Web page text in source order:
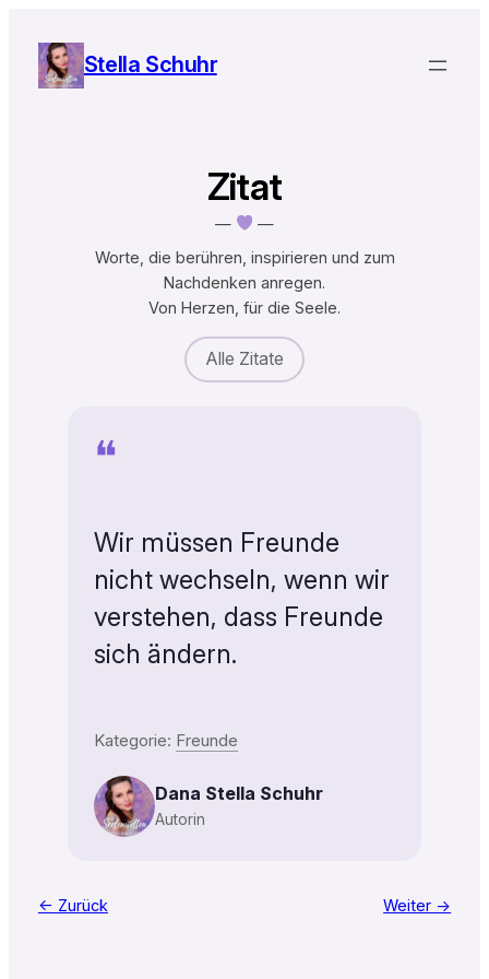
Inhalt
springen
Stella Schuhr
Zitat
—
—
Worte, die berühren, inspirieren und zum
Nachdenken anregen.
Von Herzen, für die Seele.
Alle Zitate
❝
Wir müssen Freunde
nicht wechseln, wenn wir
verstehen, dass Freunde
sich ändern.
Kategorie: Freunde
Dana Stella Schuhr
Autorin
← Zurück Weiter →